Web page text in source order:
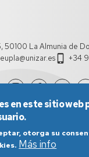
50100 La Almunia de
+34
en este sitio web
otorga su
Más info